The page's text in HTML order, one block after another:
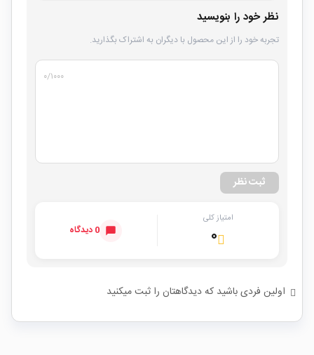
نظر خود را بنویسید
تجربه خود را از این محصول با دیگران به اشتراک بگذارید.
۰/۱۰۰۰
ثبت نظر
امتیاز کلی
۰ 0 دیدگاه
اولین فردی باشید که دیدگاهتان را ثبت میکنید